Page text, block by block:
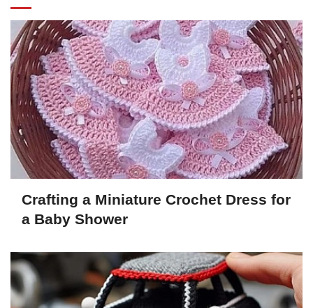
Crafting a Miniature Crochet Dress for
a Baby Shower